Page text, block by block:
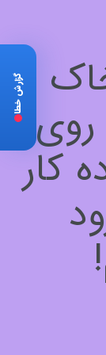
روی
کار
گزارش خطا